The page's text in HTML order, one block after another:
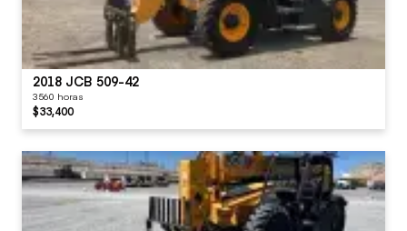
2018 JCB 509-42
3560 horas
$33,400